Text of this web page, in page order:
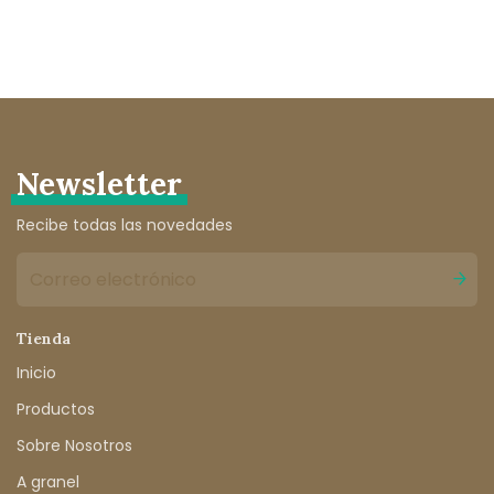
Newsletter
Recibe todas las novedades
Tienda
Inicio
Productos
Sobre Nosotros
A granel